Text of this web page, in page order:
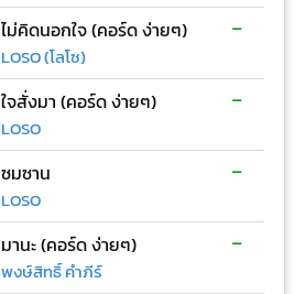
ไม่คิดนอกใจ (คอร์ด ง่ายๆ)
LOSO (โลโซ)
-
ใจสั่งมา (คอร์ด ง่ายๆ)
LOSO
-
ซมซาน
LOSO
-
มานะ (คอร์ด ง่ายๆ)
พงษ์สิทธิ์ คำภีร์
-